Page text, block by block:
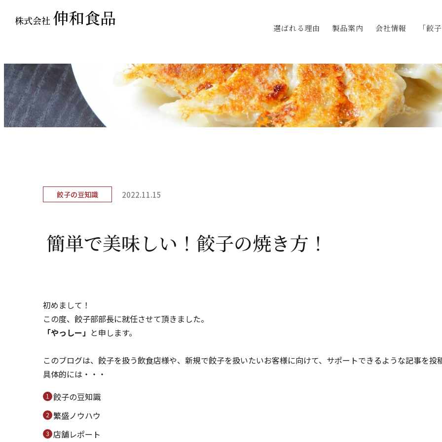
株式会社 伸和食品 選ばれる理由 製品案内 会社情報 「餃
Blog
「餃子部」部長ブログBlog
餃子の豆知識 2022.11.15
簡単で美味しい！餃子の焼き方！
初めまして！
この度、餃子部部長に就任させて頂きました。
「やっしー」 と申します。
このブログは、餃子を扱う飲食店様や、新規で餃子を扱いたいお客様に向けて、サポートできるような記事を投
具体的には・・・
餃子の豆知識
繁盛ノウハウ
店舗レポート